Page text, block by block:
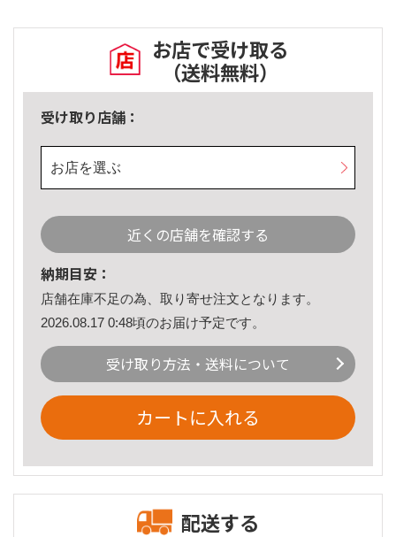
お店で受け取る
（送料無料）
受け取り店舗：
お店を選ぶ
近くの店舗を確認する
納期目安：
店舗在庫不足の為、取り寄せ注文となります。
2026.08.17 0:48頃のお届け予定です。
受け取り方法・送料について
カートに入れる
配送する